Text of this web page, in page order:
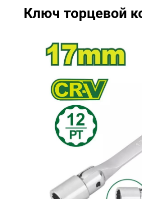
Ключ торцевой